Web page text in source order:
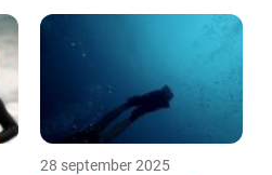
28 september 2025